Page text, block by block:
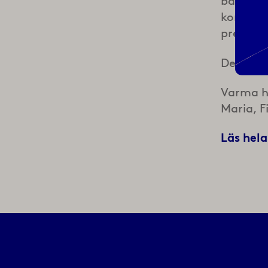
Det blir
Varma
Maria,
Läs